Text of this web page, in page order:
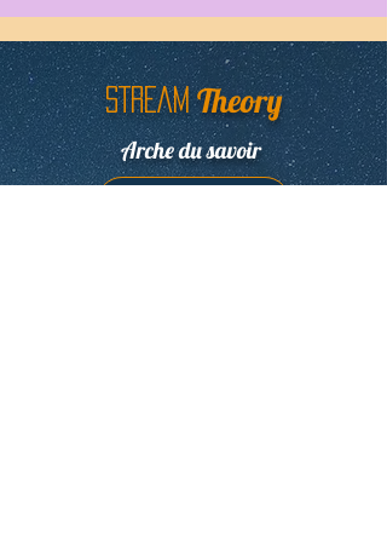
STREAM Theory
Arche du savoir